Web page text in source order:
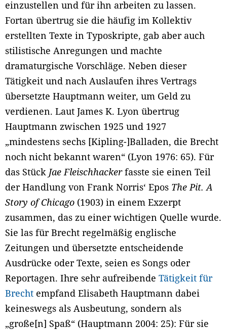
einzustellen und für ihn arbeiten zu lassen.
Fortan übertrug sie die häufig im Kollektiv
erstellten Texte in Typoskripte, gab aber auch
stilistische Anregungen und machte
dramaturgische Vorschläge. Neben dieser
Tätigkeit und nach Auslaufen ihres Vertrags
übersetzte Hauptmann weiter, um Geld zu
verdienen. Laut James K. Lyon übertrug
Hauptmann zwischen 1925 und 1927
„mindestens sechs [Kipling-]Balladen, die Brecht
noch nicht bekannt waren“ (Lyon 1976: 65). Für
das Stück Jae Fleischhackerfasste sie einen Teil
der Handlung von Frank Norris‘ Epos The Pit. A
Story of Chicago (1903) in einem Exzerpt
zusammen, das zu einer wichtigen Quelle wurde.
Sie las für Brecht regelmäßig englische
Zeitungen und übersetzte entscheidende
Ausdrücke oder Texte, seien es Songs oder
Reportagen. Ihre sehr aufreibende Tätigkeit für
Brecht empfand Elisabeth Hauptmann dabei
keineswegs als Ausbeutung, sondern als
„große[n] Spaß“ (Hauptmann 2004: 25): Für sie